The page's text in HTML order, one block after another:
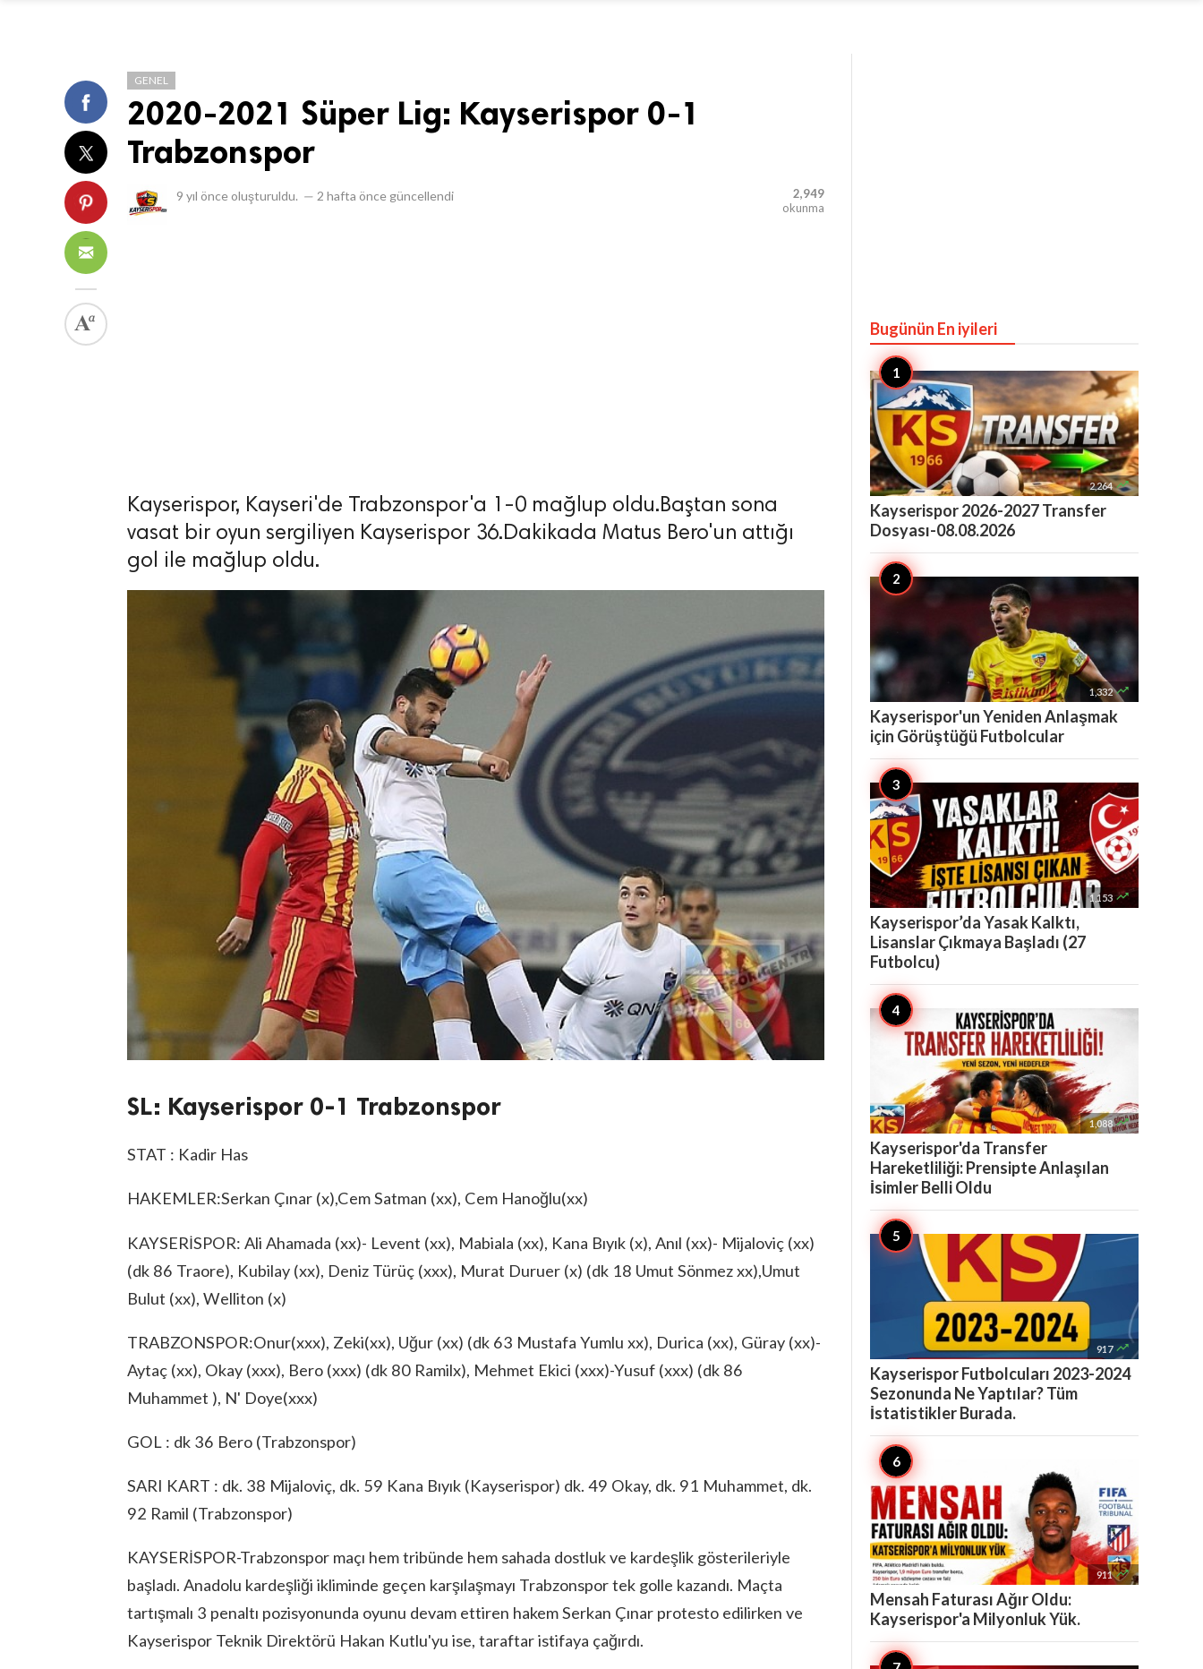
GENEL
2020-2021 Süper Lig: Kayserispor 0-1
Trabzonspor
9 yıl önce oluşturuldu. — 2 hafta önce güncellendi
2,949
okunma
Kayserispor, Kayseri'de Trabzonspor'a 1-0 mağlup oldu.Baştan sona
vasat bir oyun sergiliyen Kayserispor 36.Dakikada Matus Bero'un attığı
gol ile mağlup oldu.
SL: Kayserispor 0-1 Trabzonspor
STAT : Kadir Has
HAKEMLER:Serkan Çınar (x),Cem Satman (xx), Cem Hanoğlu(xx)
KAYSERİSPOR: Ali Ahamada (xx)- Levent (xx), Mabiala (xx), Kana Bıyık (x), Anıl (xx)- Mijaloviç (xx)
(dk 86 Traore), Kubilay (xx), Deniz Türüç (xxx), Murat Duruer (x) (dk 18 Umut Sönmez xx),Umut
Bulut (xx), Welliton (x)
TRABZONSPOR:Onur(xxx), Zeki(xx), Uğur (xx) (dk 63 Mustafa Yumlu xx), Durica (xx), Güray (xx)-
Aytaç (xx), Okay (xxx), Bero (xxx) (dk 80 Ramilx), Mehmet Ekici (xxx)-Yusuf (xxx) (dk 86
Muhammet ), N' Doye(xxx)
GOL : dk 36 Bero (Trabzonspor)
SARI KART : dk. 38 Mijaloviç, dk. 59 Kana Bıyık (Kayserispor) dk. 49 Okay, dk. 91 Muhammet, dk.
92 Ramil (Trabzonspor)
KAYSERİSPOR-Trabzonspor maçı hem tribünde hem sahada dostluk ve kardeşlik gösterileriyle
başladı. Anadolu kardeşliği ikliminde geçen karşılaşmayı Trabzonspor tek golle kazandı. Maçta
tartışmalı 3 penaltı pozisyonunda oyunu devam ettiren hakem Serkan Çınar protesto edilirken ve
Kayserispor Teknik Direktörü Hakan Kutlu'yu ise, taraftar istifaya çağırdı.
Bugünün En iyileri
2,264 
Kayserispor 2026-2027 Transfer
Dosyası-08.08.2026
1,332 
Kayserispor'un Yeniden Anlaşmak
için Görüştüğü Futbolcular
1,153 
Kayserispor’da Yasak Kalktı,
Lisanslar Çıkmaya Başladı (27
Futbolcu)
1,088 
Kayserispor'da Transfer
Hareketliliği: Prensipte Anlaşılan
İsimler Belli Oldu
917 
Kayserispor Futbolcuları 2023-2024
Sezonunda Ne Yaptılar? Tüm
İstatistikler Burada.
911 
Mensah Faturası Ağır Oldu:
Kayserispor'a Milyonluk Yük.